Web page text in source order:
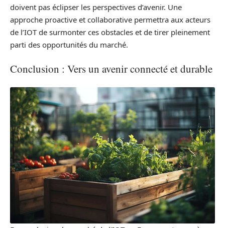
doivent pas éclipser les perspectives d’avenir. Une
approche proactive et collaborative permettra aux acteurs
de l’IOT de surmonter ces obstacles et de tirer pleinement
parti des opportunités du marché.
Conclusion : Vers un avenir connecté et durable